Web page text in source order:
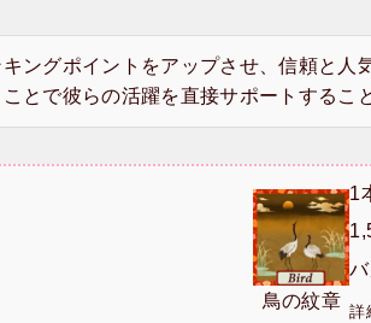
ングポイントをアップさせ、信頼と
とで彼らの活躍を直接サポートするこ
鳥の紋章
1
詳